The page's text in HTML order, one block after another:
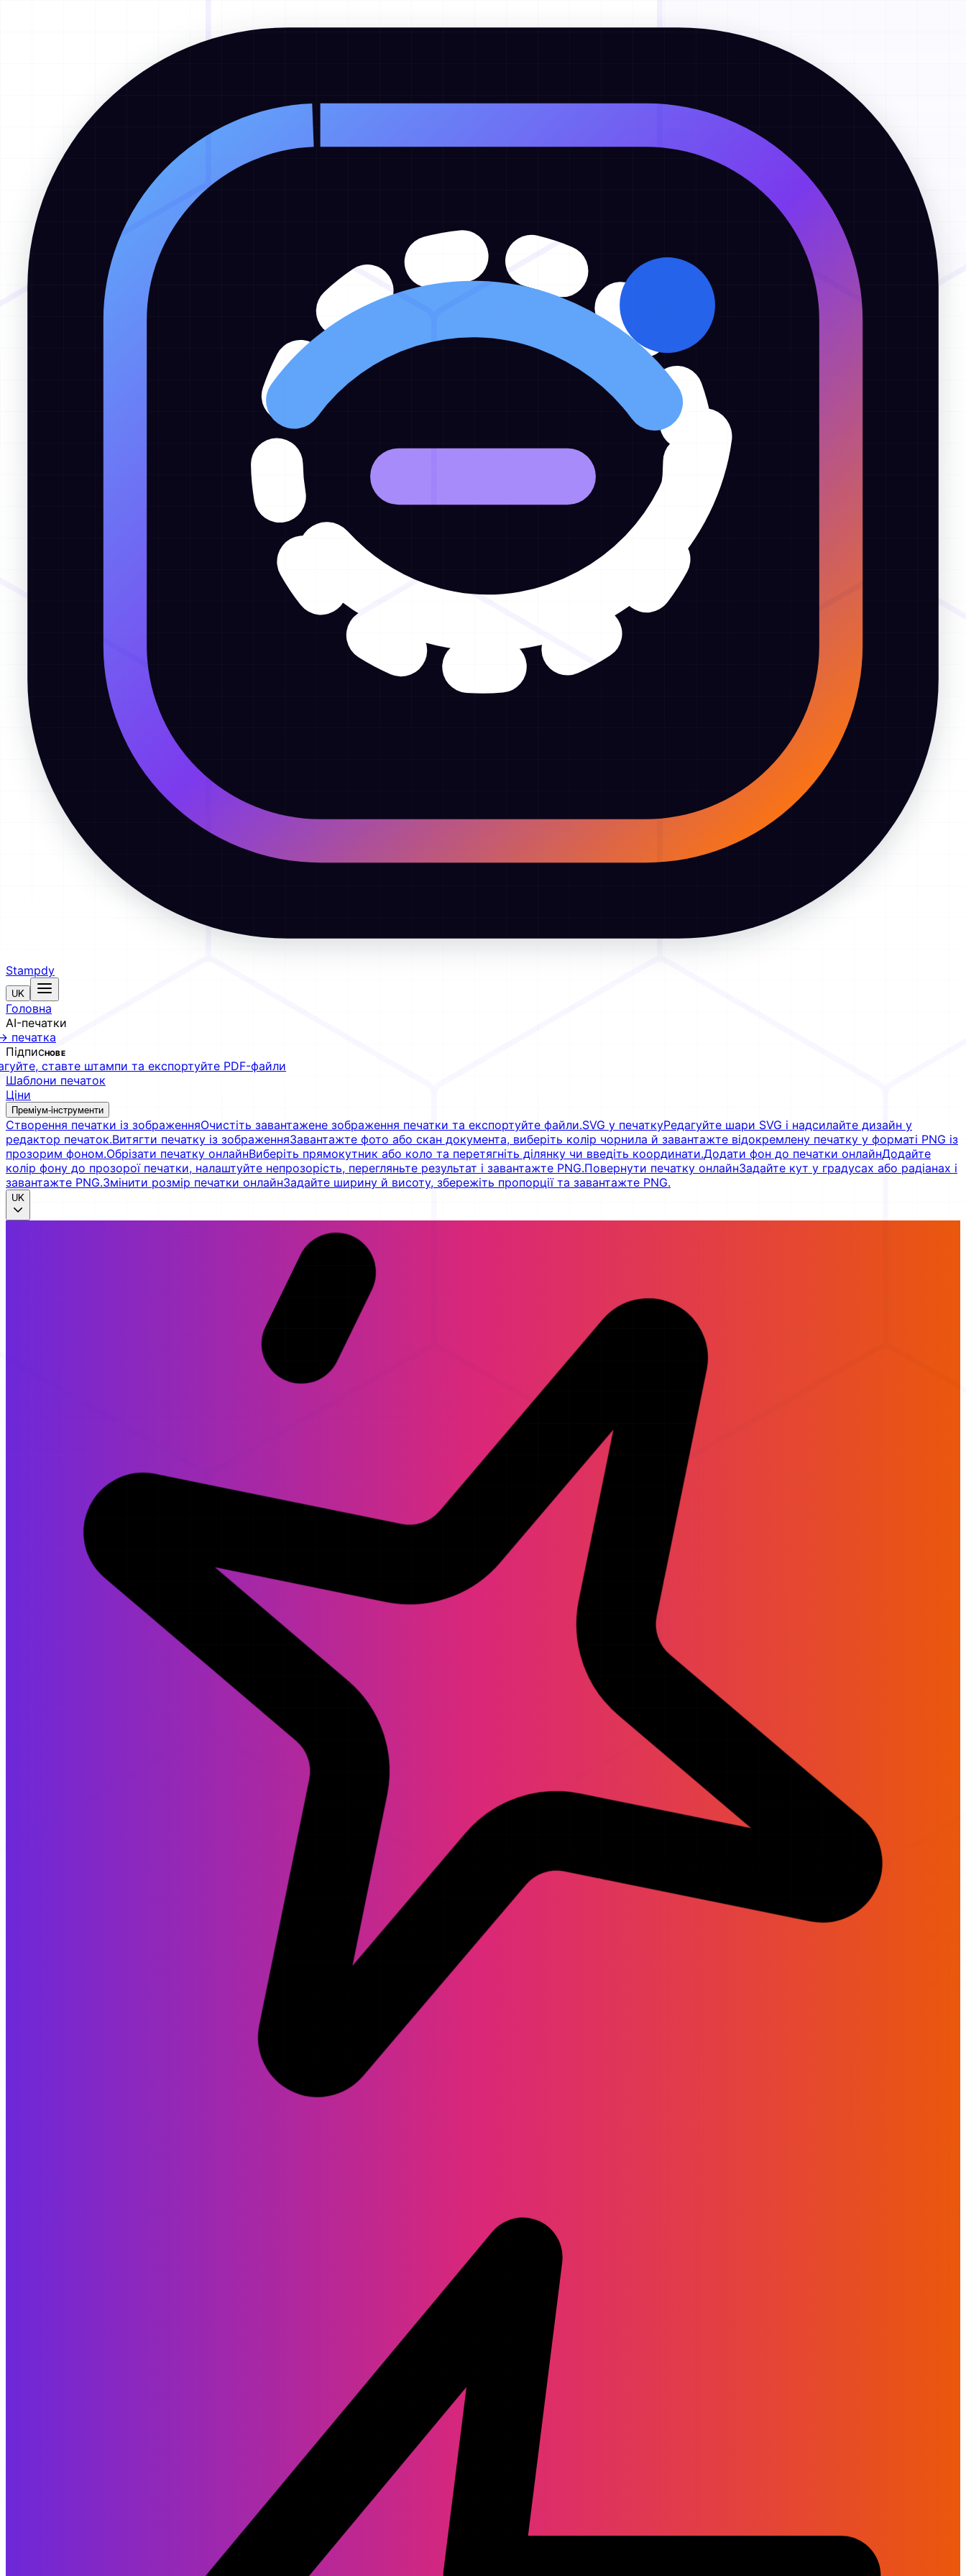
Stampdy
UK
Головна
AI-печатки
печатка
ПідписНОВЕ
ставте штампи та експортуйте PDF-файли
Шаблони печаток
Ціни
Преміум-інструменти
Створення печатки із зображенняОчистіть завантажене зображення печатки та експортуйте файли.SVG у печаткуРедагуйте шари SVG і надсилайте дизайн у
редактор печаток.Витягти печатку із зображенняЗавантажте фото або скан документа, виберіть колір чорнила й завантажте відокремлену печатку у форматі PNG із
прозорим фоном.Обрізати печатку онлайнВиберіть прямокутник або коло та перетягніть ділянку чи введіть координати.Додати фон до печатки онлайнДодайте
колір фону до прозорої печатки, налаштуйте непрозорість, перегляньте результат і завантажте PNG.Повернути печатку онлайнЗадайте кут у градусах або радіанах і
завантажте PNG.Змінити розмір печатки онлайнЗадайте ширину й висоту, збережіть пропорції та завантажте PNG.
UK